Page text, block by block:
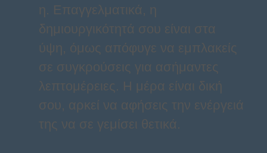
η. Επαγγελματικά, η
δημιουργικότητά σου είναι στα
ύψη, όμως απόφυγε να εμπλακείς
σε συγκρούσεις για ασήμαντες
λεπτομέρειες. Η μέρα είναι δική
σου, αρκεί να αφήσεις την ενέργειά
της να σε γεμίσει θετικά.